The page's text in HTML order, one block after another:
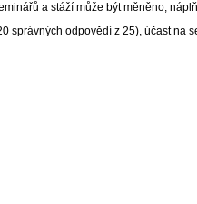
a stáží může být měněno,
odpovědí z 25), účast